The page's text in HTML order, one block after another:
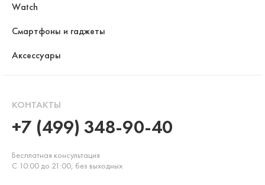
Watch
Смартфоны и гаджеты
Аксессуары
КОНТАКТЫ
+7 (499) 348-90-40
Бесплатная консультация
С 10:00 до 21:00, без выходных